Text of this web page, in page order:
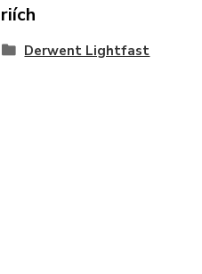
Derwent Lightfast